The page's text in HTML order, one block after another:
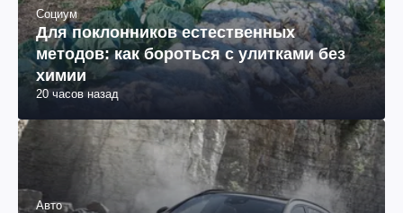
Социум
Для поклонников естественных
методов: как бороться с улитками без
химии
20 часов назад
Авто